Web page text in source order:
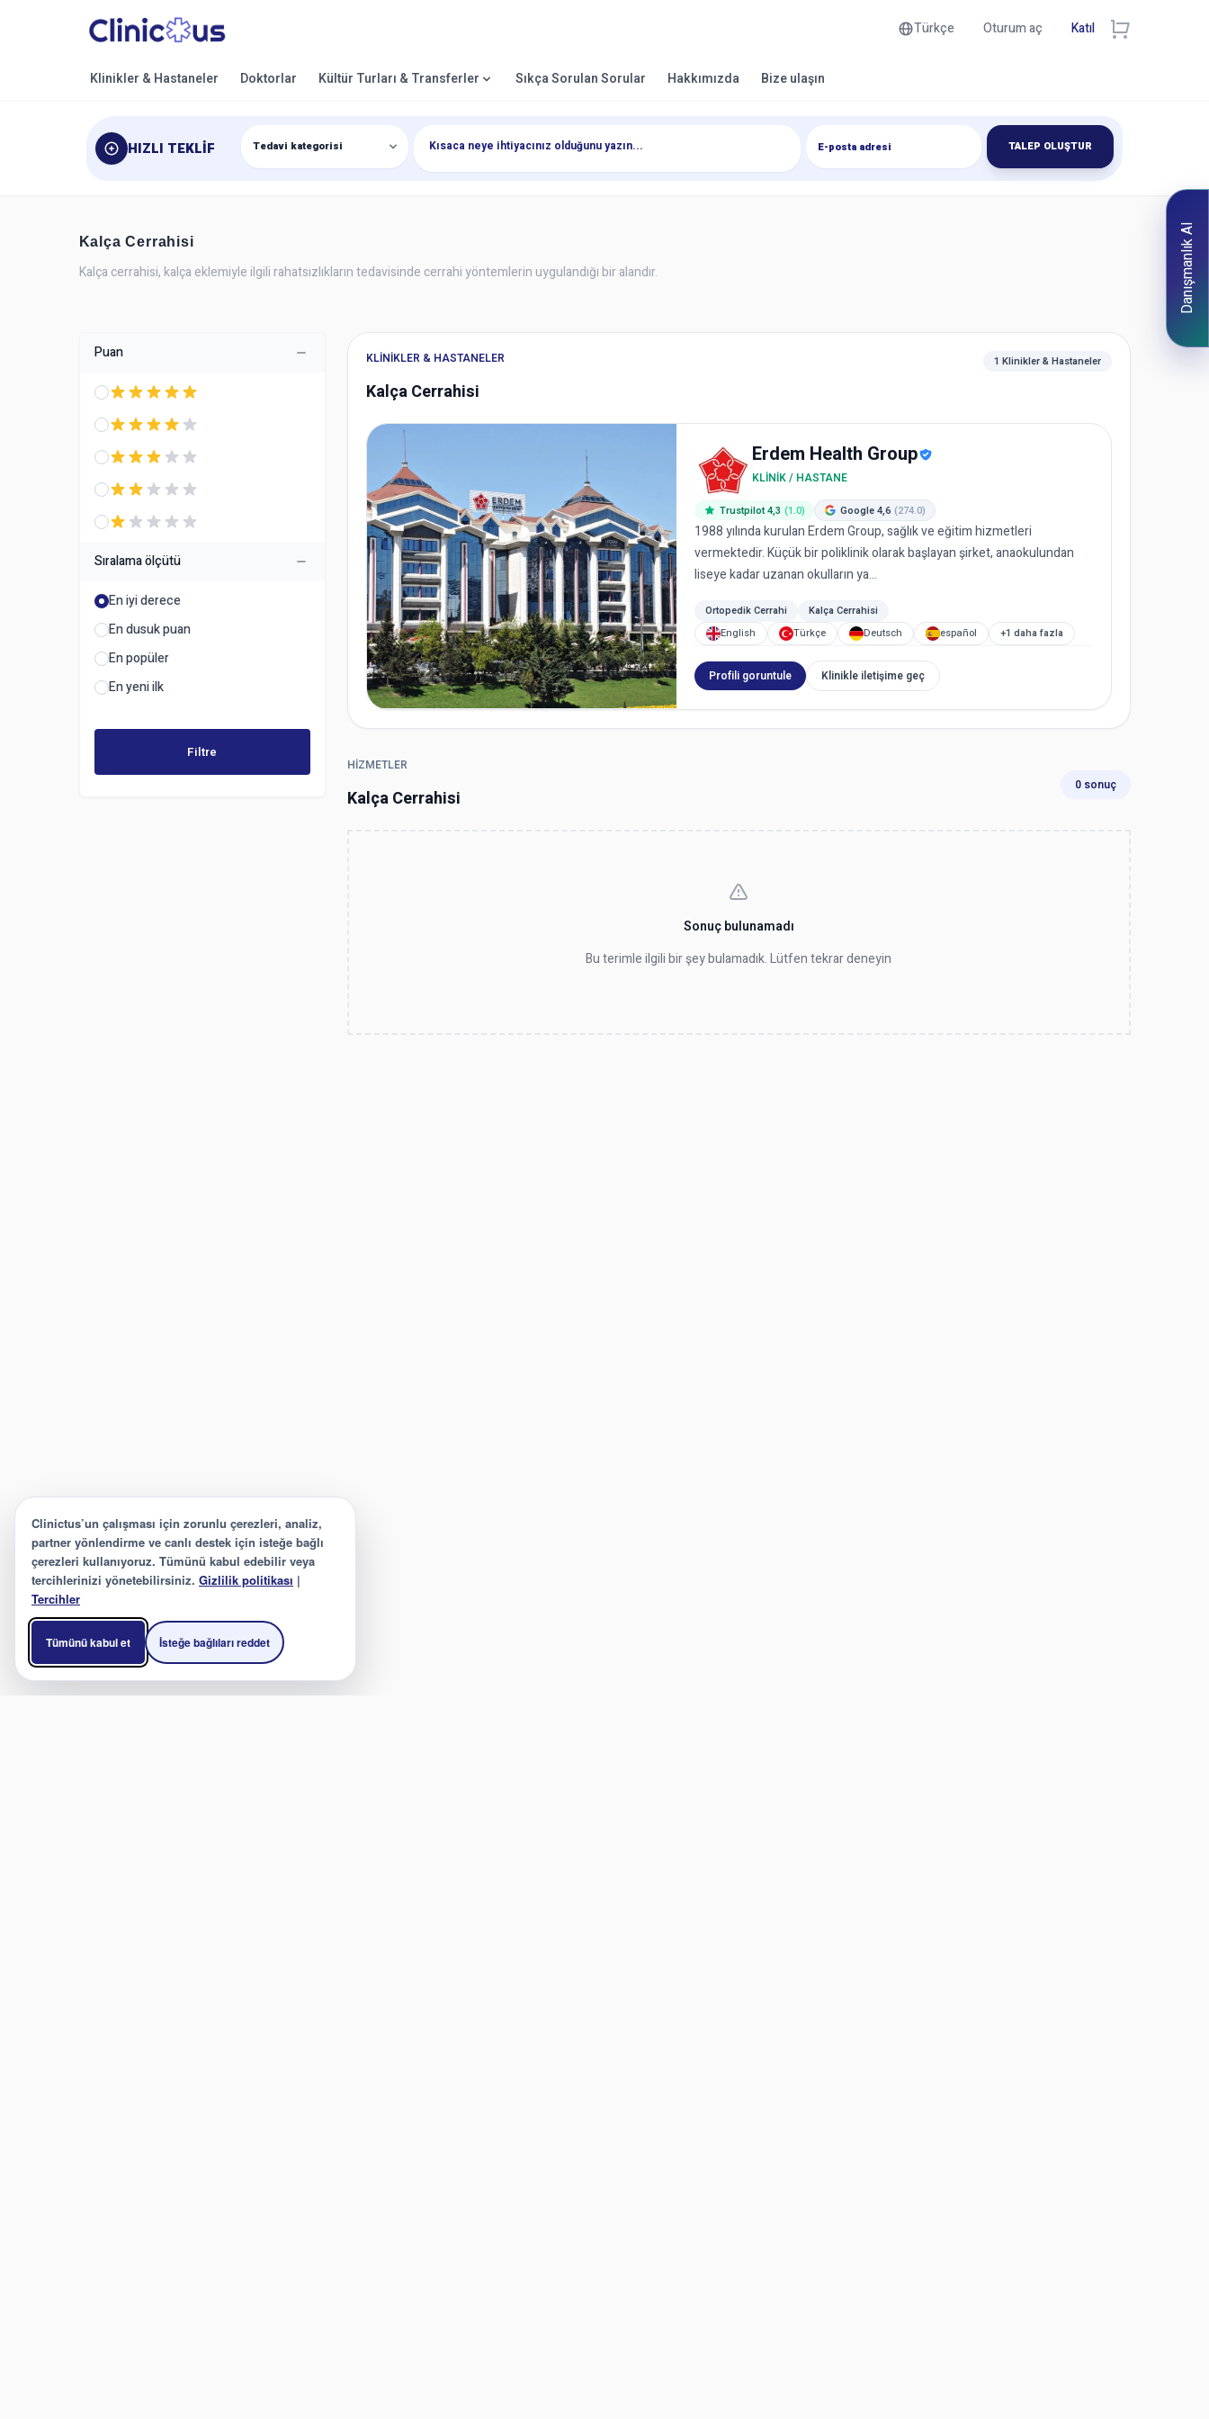
Clinictus’un çalışması için zorunlu çerezleri, analiz,
partner yönlendirme ve canlı destek için isteğe bağlı
çerezleri kullanıyoruz. Tümünü kabul edebilir veya
tercihlerinizi yönetebilirsiniz. Gizlilik politikası |
Tercihler
Tümünü kabul et İsteğe bağlıları reddet
Türkçe Oturum aç Katıl
Klinikler & Hastaneler Doktorlar Kültür Turları & Transferler Sıkça Sorulan Sorular Hakkımızda Bize ulaşın
HIZLI TEKLIF TALEP OLUŞTUR
Danışmanlık Al
Kalça Cerrahisi
Kalça cerrahisi, kalça eklemiyle ilgili rahatsızlıkların tedavisinde cerrahi yöntemlerin uygulandığı bir alandır.
Puan
Sıralama ölçütü
En iyi derece
En dusuk puan
En popüler
En yeni ilk
Filtre
KLINIKLER & HASTANELER
Kalça Cerrahisi
1 Klinikler & Hastaneler
Erdem Health Group
KLINIK / HASTANE
Trustpilot 4,3 (1.0) Google 4,6 (274.0)
1988 yılında kurulan Erdem Group, sağlık ve eğitim hizmetleri
vermektedir. Küçük bir poliklinik olarak başlayan şirket, anaokulundan
liseye kadar uzanan okulların ya...
Ortopedik Cerrahi
Kalça Cerrahisi
English
Türkçe Deutsch español +1 daha fazla
Profili goruntule Klinikle iletişime geç
HIZMETLER
Kalça Cerrahisi
0 sonuç
Sonuç bulunamadı
Bu terimle ilgili bir şey bulamadık. Lütfen tekrar deneyin